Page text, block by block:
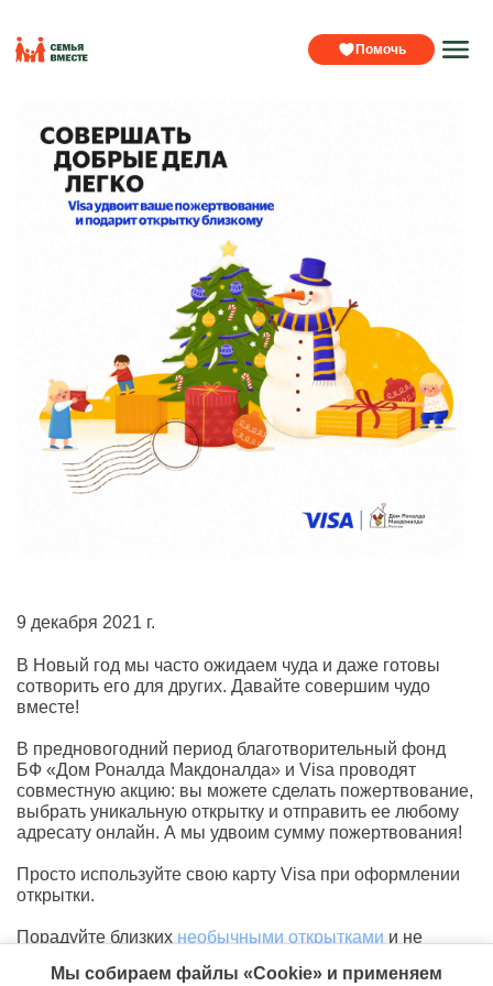
Помочь
9 декабря 2021 г.
В Новый год мы часто ожидаем чуда и даже готовы
сотворить его для других. Давайте совершим чудо
вместе!
В предновогодний период благотворительный фонд
БФ «Дом Роналда Макдоналда» и Visa проводят
совместную акцию: вы можете сделать пожертвование,
выбрать уникальную открытку и отправить ее любому
адресату онлайн. А мы удвоим сумму пожертвования!
Просто используйте свою карту Visa при оформлении
открытки.
Порадуйте близких необычными открытками и не
друзьям.
Мы собираем файлы «Cookie» и применяем